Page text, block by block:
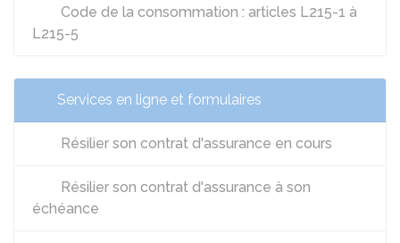
Code de la consommation : articles L215-1 à
L215-5
Services en ligne et formulaires
Résilier son contrat d'assurance en cours
Résilier son contrat d'assurance à son
échéance